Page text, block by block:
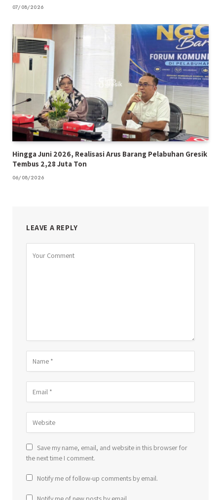
07/08/2026
Hingga Juni 2026, Realisasi Arus Barang Pelabuhan Gresik
Tembus 2,28 Juta Ton
06/08/2026
LEAVE A REPLY
Save my name, email, and website in this browser for
the next time I comment.
Notify me of follow-up comments by email.